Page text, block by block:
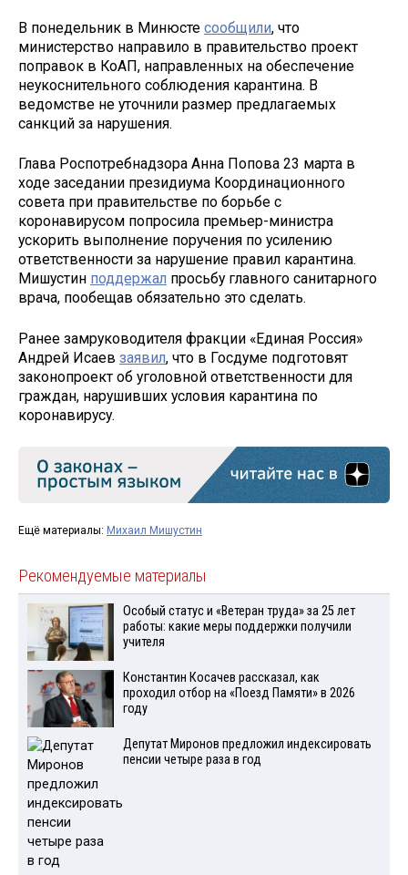
В понедельник в Минюсте сообщили, что
министерство направило в правительство проект
поправок в КоАП, направленных на обеспечение
неукоснительного соблюдения карантина. В
ведомстве не уточнили размер предлагаемых
санкций за нарушения.
Глава Роспотребнадзора Анна Попова 23 марта в
ходе заседании президиума Координационного
совета при правительстве по борьбе с
коронавирусом попросила премьер-министра
ускорить выполнение поручения по усилению
ответственности за нарушение правил карантина.
Мишустин поддержал просьбу главного санитарного
врача, пообещав обязательно это сделать.
Ранее замруководителя фракции «Единая Россия»
Андрей Исаев заявил, что в Госдуме подготовят
законопроект об уголовной ответственности для
граждан, нарушивших условия карантина по
коронавирусу.
Ещё материалы: Михаил Мишустин
Рекомендуемые материалы
Особый статус и «Ветеран труда» за 25 лет
работы: какие меры поддержки получили
учителя
Константин Косачев рассказал, как
проходил отбор на «Поезд Памяти» в 2026
году
Депутат Миронов предложил индексировать
пенсии четыре раза в год